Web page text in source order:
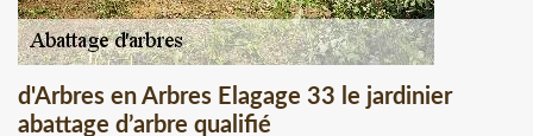
d'Arbres en Arbres Elagage 33 le jardinier
abattage d’arbre qualifié